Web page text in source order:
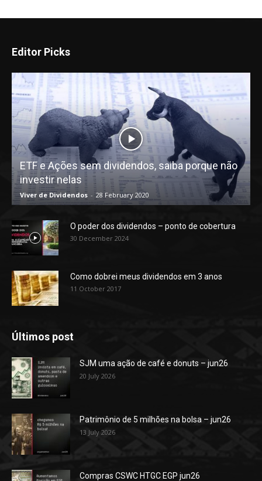
Editor Picks
ETF e Ações sem dividendos, saiba porque não
investir nelas
Viver de Dividendos - 28 February 2020
O poder dos dividendos – ponto de cobertura
30 December 2024
Como dobrei meus dividendos em 3 anos
11 October 2017
Últimos post
SJM uma ação de café e donuts – jun26
20 July 2026
Patrimônio de 5 milhões na bolsa – jun26
13 July 2026
Compras CSWC HTGC EGP jun26